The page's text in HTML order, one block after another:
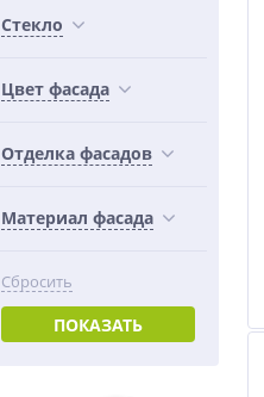
Стекло
Цвет фасада
Отделка фасадов
Материал фасада
Сбросить
ПОКАЗАТЬ